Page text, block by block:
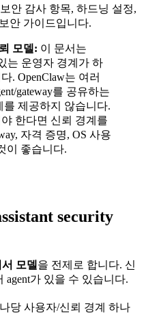
안 감사 항목, 하드닝 설정,
안 가이드입니다.
모델: 이 문서는
는 운영자 경계가 하
. OpenClaw는 여러
gateway를 공유하는
를 제공하지 않습니다.
한다면 신뢰 경계를
자격 증명, OS 사용
이 좋습니다.
security
모델 을 전제로 합니다. 신
가 있을 수 있습니다.
당 사용자/신뢰 경계 하나